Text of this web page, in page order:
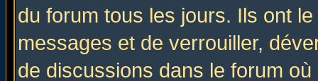
du forum tous les jours. Ils ont
messages et de verrouiller,
de discussions dans le forum